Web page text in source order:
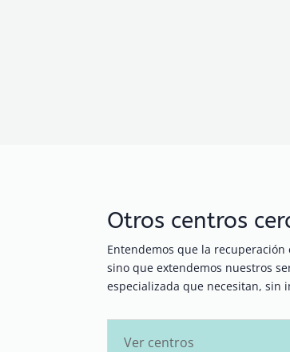
Otros centros
Entendemos que la
sino que extendemos nuestros
especializada que necesitan, sin
Ver centros